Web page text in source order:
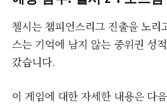
첼시는 챔피언스리그 진출을 노리
스는 기억에 남지 않는 중위권 성
갔습니다.
이 게임에 대한 자세한 내용은 다